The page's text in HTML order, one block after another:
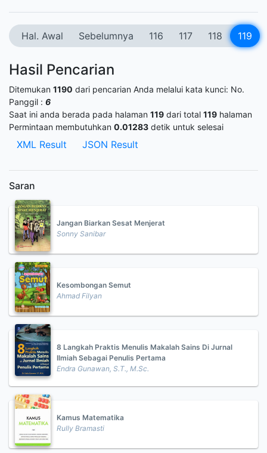
Hal. Awal Sebelumnya 116 117 118 119
Hasil Pencarian
Ditemukan 1190 dari pencarian Anda melalui kata kunci: No.
Panggil : 6
Saat ini anda berada pada halaman 119 dari total 119 halaman
Permintaan membutuhkan 0.01283 detik untuk selesai
XML Result JSON Result
Saran
Jangan Biarkan Sesat Menjerat
Sonny Sanibar
Kesombongan Semut
Ahmad Filyan
8 Langkah Praktis Menulis Makalah Sains Di Jurnal
Ilmiah Sebagai Penulis Pertama
Endra Gunawan, S.T., M.Sc.
Kamus Matematika
Rully Bramasti